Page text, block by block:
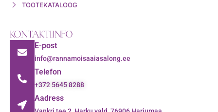
TOOTEKATALOOG
KONTAKTIINFO
E-post
info@rannamoisaaiasalong.ee
Telefon
+372 5645 8288
Aadress